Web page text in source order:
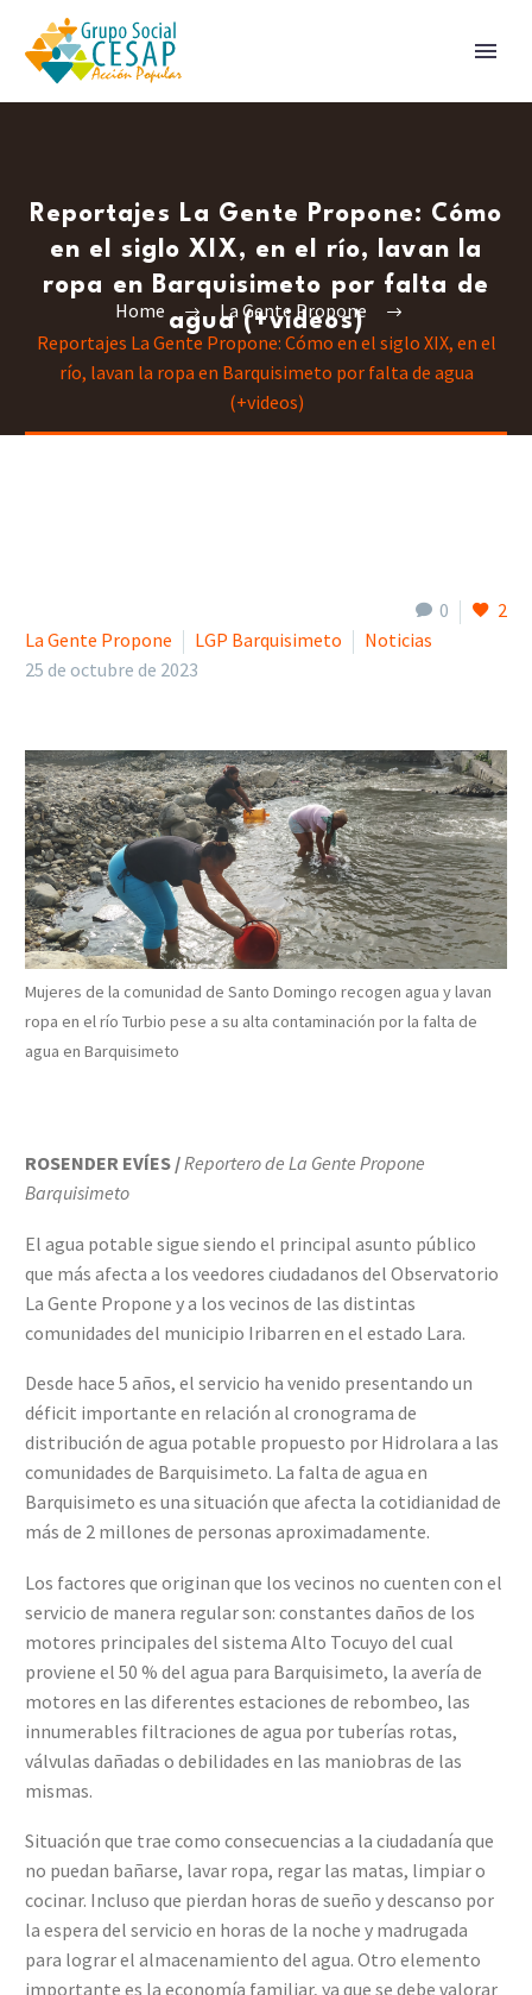
Reportajes La Gente Propone: Cómo
en el siglo XIX, en el río, lavan la
ropa en Barquisimeto por falta de
agua (+videos)
Home
La Gente Propone
Reportajes La Gente Propone: Cómo en el siglo XIX, en el
río, lavan la ropa en Barquisimeto por falta de agua
(+videos)
0
2
La Gente Propone
LGP Barquisimeto
Noticias
25 de octubre de 2023
Mujeres de la comunidad de Santo Domingo recogen agua y lavan
ropa en el río Turbio pese a su alta contaminación por la falta de
agua en Barquisimeto
ROSENDER EVÍES /Reportero de La Gente Propone
Barquisimeto
El agua potable sigue siendo el principal asunto público
que más afecta a los veedores ciudadanos del Observatorio
La Gente Propone y a los vecinos de las distintas
comunidades del municipio Iribarren en el estado Lara.
Desde hace 5 años, el servicio ha venido presentando un
déficit importante en relación al cronograma de
distribución de agua potable propuesto por Hidrolara a las
comunidades de Barquisimeto. La falta de agua en
Barquisimeto es una situación que afecta la cotidianidad de
más de 2 millones de personas aproximadamente.
Los factores que originan que los vecinos no cuenten con el
servicio de manera regular son: constantes daños de los
motores principales del sistema Alto Tocuyo del cual
proviene el 50 % del agua para Barquisimeto, la avería de
motores en las diferentes estaciones de rebombeo, las
innumerables filtraciones de agua por tuberías rotas,
válvulas dañadas o debilidades en las maniobras de las
mismas.
Situación que trae como consecuencias a la ciudadanía que
no puedan bañarse, lavar ropa, regar las matas, limpiar o
cocinar. Incluso que pierdan horas de sueño y descanso por
la espera del servicio en horas de la noche y madrugada
para lograr el almacenamiento del agua. Otro elemento
importante es la economía familiar, ya que se debe valorar